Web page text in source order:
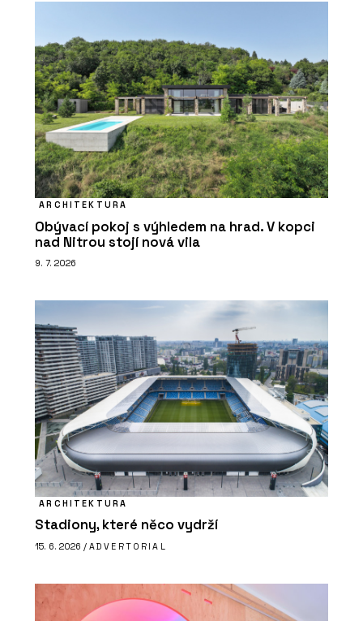
ARCHITEKTURA
Obývací pokoj s výhledem na hrad. V kopci
nad Nitrou stojí nová vila
9. 7. 2026
ARCHITEKTURA
Stadiony, které něco vydrží
15. 6. 2026 / ADVERTORIAL